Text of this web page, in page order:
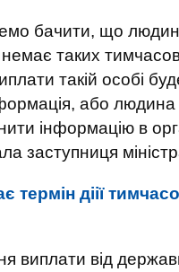
бачити, що
таких
такій особі
або
інформацію в
заступниця
термін діії
виплати від